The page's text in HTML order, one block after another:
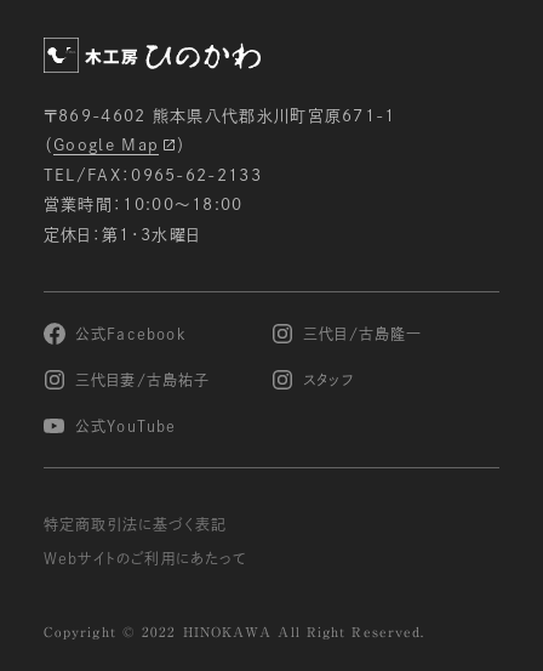
〒869-4602 熊本県八代郡氷川町宮原671-1
（ Google Map
）
TEL/FAX：0965-62-2133
営業時間：10:00〜18:00
定休日：第1・3水曜日
公式Facebook 三代目/古島隆一
三代目妻/古島祐子 スタッフ
公式YouTube
特定商取引法に基づく表記
Webサイトのご利用にあたって
Copyright © 2022 HINOKAWA All Right Reserved.